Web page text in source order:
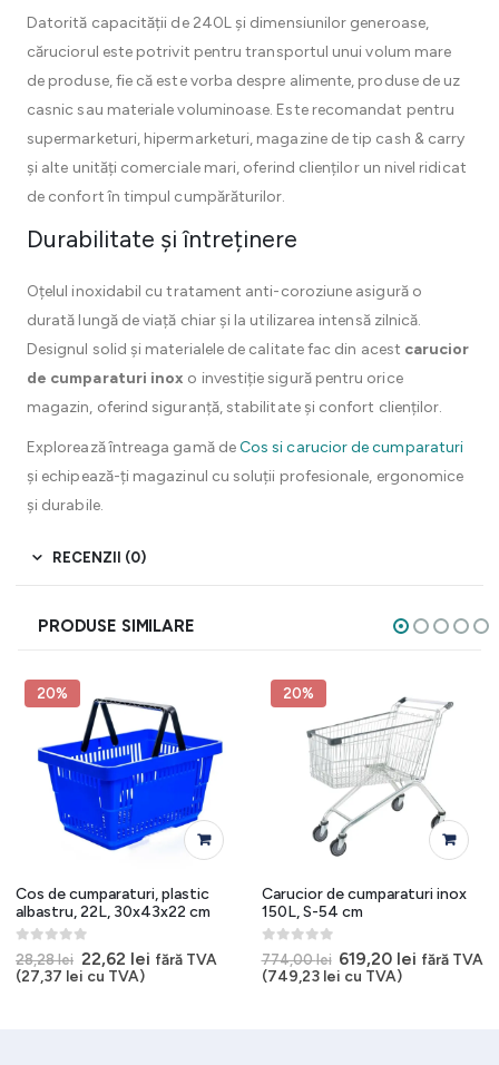
Datorită capacității de 240L și dimensiunilor generoase,
căruciorul este potrivit pentru transportul unui volum mare
de produse, fie că este vorba despre alimente, produse de uz
casnic sau materiale voluminoase. Este recomandat pentru
supermarketuri, hipermarketuri, magazine de tip cash & carry
și alte unități comerciale mari, oferind clienților un nivel ridicat
de confort în timpul cumpărăturilor.
Durabilitate și întreținere
Oțelul inoxidabil cu tratament anti-coroziune asigură o
durată lungă de viață chiar și la utilizarea intensă zilnică.
Designul solid și materialele de calitate fac din acest carucior
de cumparaturi inox o investiție sigură pentru orice
magazin, oferind siguranță, stabilitate și confort clienților.
Explorează întreaga gamă deCos si carucior de cumparaturi
și echipează-ți magazinul cu soluții profesionale, ergonomice
și durabile.
RECENZII (0)
PRODUSE SIMILARE
20%
Cos de cumparaturi, plastic
albastru, 22L, 30x43x22 cm
0out of 5
28,28lei Prețul
inițial
22,62 leiPrețul
fără TVA
(27,37 lei cu TVA)
20%
Carucior de cumparaturi inox
150L, S-54 cm
0out of 5
774,00lei Prețul
inițial
619,20 lei Prețul
fără TVA
(749,23 lei cu TVA)